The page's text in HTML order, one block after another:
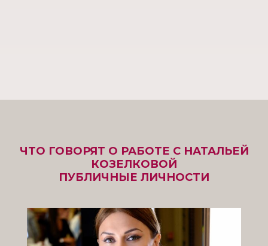
ЧТО ГОВОРЯТ О РАБОТЕ С НАТАЛЬЕЙ
КОЗЕЛКОВОЙ
ПУБЛИЧНЫЕ ЛИЧНОСТИ